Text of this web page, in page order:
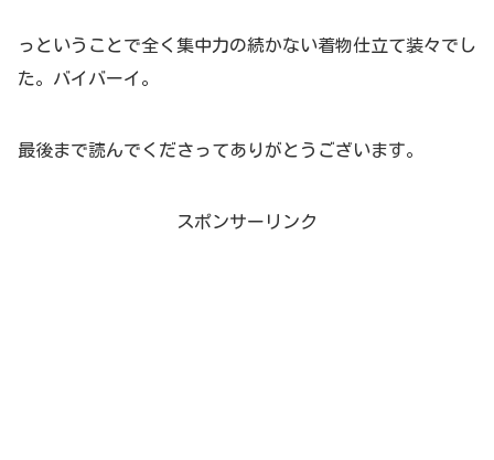
っということで全く集中力の続かない着物仕立て装々でし
た。バイバーイ。
最後まで読んでくださってありがとうございます。
スポンサーリンク